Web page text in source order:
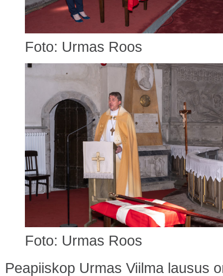
Foto: Urmas Roos
Foto: Urmas Roos
Peapiiskop Urmas Viilma lausus